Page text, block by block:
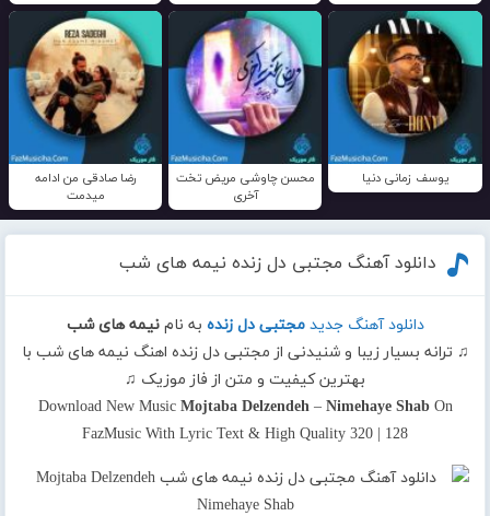
یوسف زمانی دنیا
محسن چاوشی مریض تخت
آخری
رضا صادقی من ادامه
میدمت
دانلود آهنگ مجتبی دل زنده نیمه های شب
دانلود آهنگ جدید مجتبی دل زنده به نامنیمه های شب
♫ ترانه بسیار زیبا و شنیدنی از مجتبی دل زنده اهنگ نیمه های شب با
بهترین کیفیت و متن از فاز موزیک ♫
Download New Music Mojtaba Delzendeh– Nimehaye ShabOn
FazMusic With Lyric Text & High Quality 320 | 128